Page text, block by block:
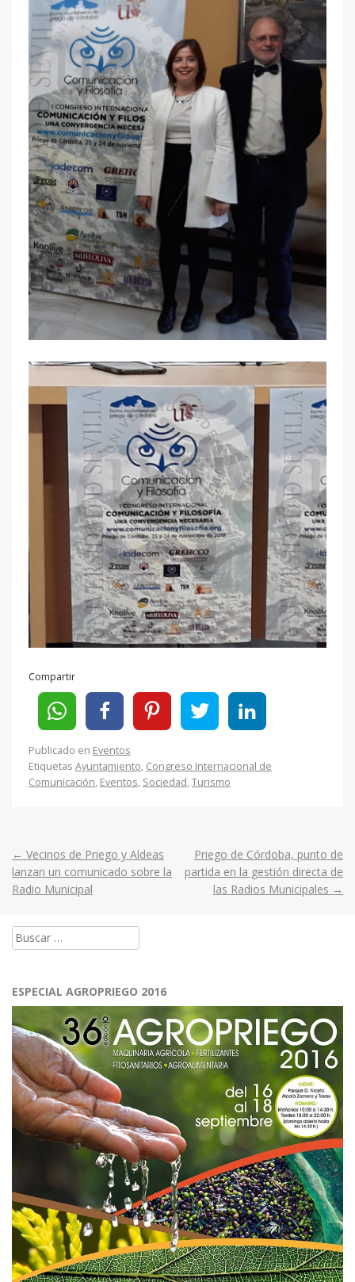
Compartir
Publicado en Eventos
Etiquetas Ayuntamiento, Congreso Internacional de
Comunicación, Eventos, Sociedad,Turismo
Post
navigation
← Vecinos de Priego y Aldeas
lanzan un comunicado sobre la
Radio Municipal
Priego de Córdoba, punto de
partida en la gestión directa de
las Radios Municipales →
Buscar:
ESPECIAL AGROPRIEGO 2016